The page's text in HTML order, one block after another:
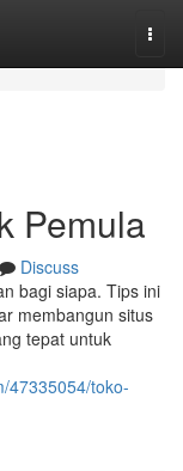
Pemula
Discuss
bagi siapa. Tips ini
membangun situs
tepat untuk
47335054/toko-